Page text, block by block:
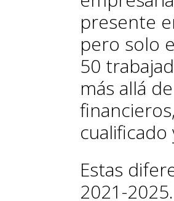
presente
pero solo
50
más allá
cualificado
Estas
2021-